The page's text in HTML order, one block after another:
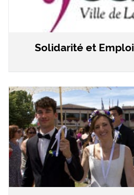
Solidarité et Emploi